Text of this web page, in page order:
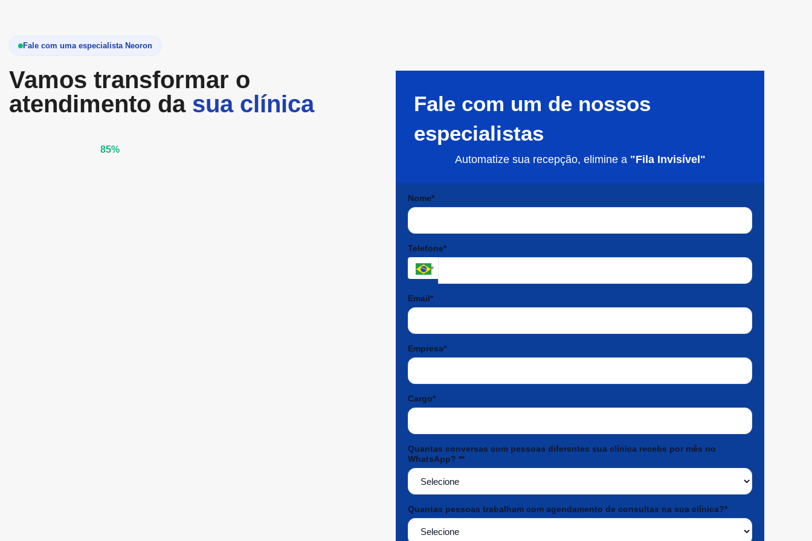
Fale com uma especialista Neoron
Vamos transformar o
atendimento da sua clínica
85%
Fale com um de nossos
especialistas
Automatize sua recepção, elimine a "Fila Invisível"
Nome*
Telefone*
Email*
Empresa*
Cargo*
Quantas conversas com pessoas diferentes sua clínica recebe por mês no
WhatsApp? **
Quantas pessoas trabalham com agendamento de consultas na sua clínica?*